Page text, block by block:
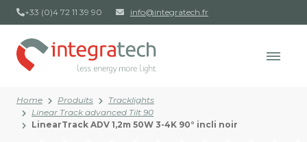
+33 (0)4 72 11 39 90 info@integratech.fr
Home Produits
Tracklights
Linear Track advanced Tilt 90
LinearTrack ADV 1,2m 50W 3-4K 90° incli noir